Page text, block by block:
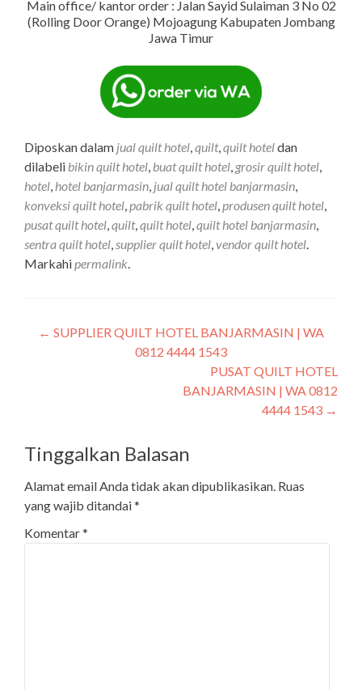
Main office/ kantor order : Jalan Sayid Sulaiman 3 No 02
(Rolling Door Orange) Mojoagung Kabupaten Jombang
Jawa Timur
Diposkan dalam jual quilt hotel,quilt,quilt hoteldan
dilabeli bikin quilt hotel, buat quilt hotel, grosir quilt hotel,
hotel, hotel banjarmasin, jual quilt hotel banjarmasin,
konveksi quilt hotel,pabrik quilt hotel,produsen quilt hotel,
pusat quilt hotel,quilt,quilt hotel,quilt hotel banjarmasin,
sentra quilt hotel,supplier quilt hotel,vendor quilt hotel.
Markahipermalink.
← SUPPLIER QUILT HOTEL BANJARMASIN | WA
0812 4444 1543
PUSAT QUILT HOTEL
BANJARMASIN | WA 0812
4444 1543 →
Tinggalkan Balasan
Alamat email Anda tidak akan dipublikasikan. Ruas
yang wajib ditandai*
Komentar*